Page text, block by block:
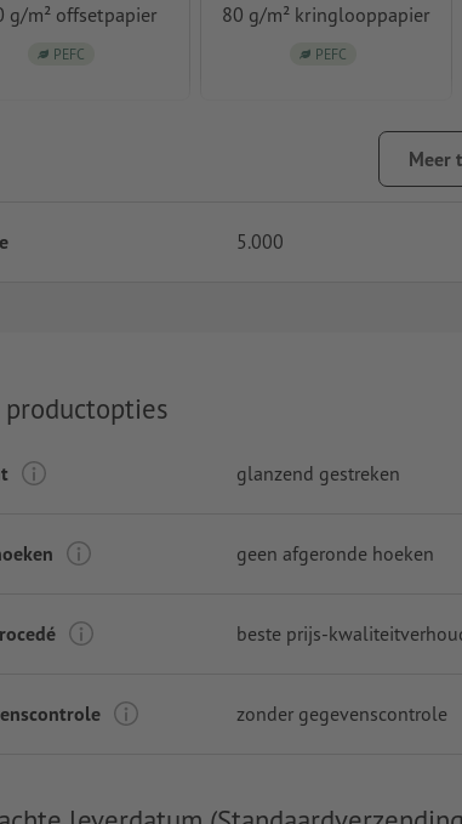
g/m² offsetpapier
PEFC
80 g/m² kringlooppapier
PEFC
Meer
5.000
productopties
glanzend gestreken
geen afgeronde hoeken
beste prijs-
zonder gegevenscontrole